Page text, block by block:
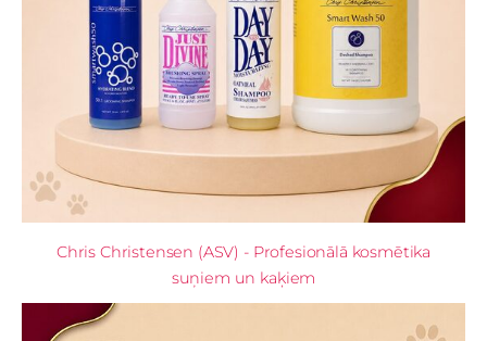
Chris Christensen (ASV) - Profesionālā kosmētika
suņiem un kaķiem